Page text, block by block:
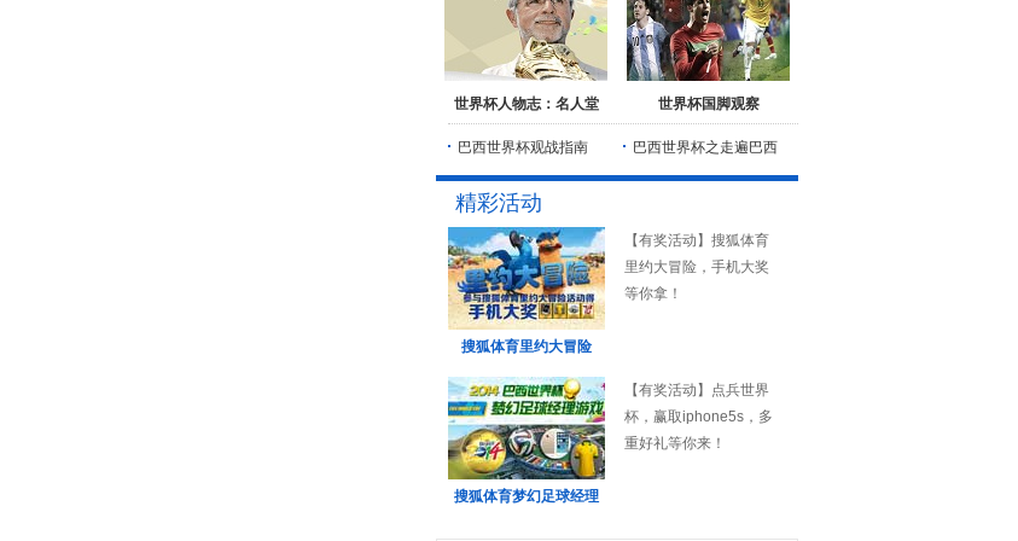
世界杯人物志：名人堂 世界杯国脚观察
巴西世界杯观战指南 巴西世界杯之走遍巴西
精彩活动
搜狐体育里约大冒险
【有奖活动】搜狐体育
里约大冒险，手机大奖
等你拿！
搜狐体育梦幻足球经理
【有奖活动】点兵世界
杯，赢取iphone5s，多
重好礼等你来！